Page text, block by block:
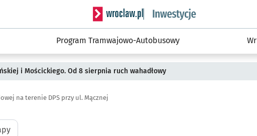
Serwis informacyjny wroclaw.pl podserwis:
Program Tramwajowo-Autobusowy
i Mościckiego. Od 8 sierpnia ruch wahadłowy
na terenie DPS przy ul. Mącznej